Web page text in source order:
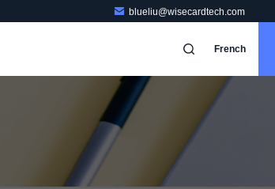
blueliu@wisecardtech.com
French